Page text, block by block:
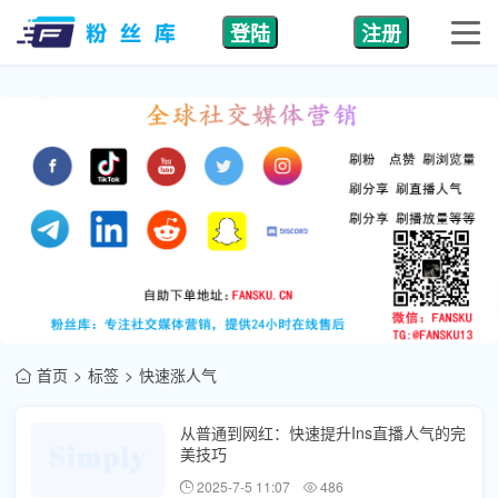
登陆 注册
首页 标签 快速涨人气
从普通到网红：快速提升Ins直播人气的完
美技巧
2025-7-5 11:07 486